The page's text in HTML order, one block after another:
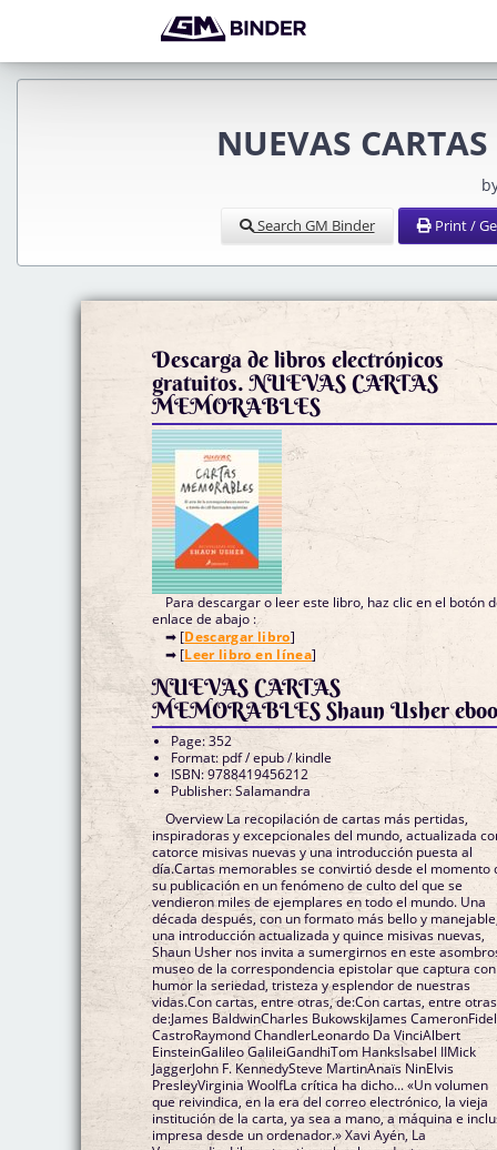
NUEVAS
Search GM Binder Print /
Descarga de libros electrónicos
gratuitos. NUEVAS CARTAS
MEMORABLES
Para descargar o leer este libro, haz clic en el botón
enlace de abajo :
➡ [Descargar libro]
➡ [Leer libro en línea]
NUEVAS CARTAS
MEMORABLES Shaun Usher
Page: 352
Format: pdf / epub / kindle
ISBN: 9788419456212
Publisher: Salamandra
Overview La recopilación de cartas más pertidas,
inspiradoras y excepcionales del mundo, actualizada
catorce misivas nuevas y una introducción puesta al
día.Cartas memorables se convirtió desde el momento
su publicación en un fenómeno de culto del que se
vendieron miles de ejemplares en todo el mundo. Una
década después, con un formato más bello y
una introducción actualizada y quince misivas nuevas,
Shaun Usher nos invita a sumergirnos en este
museo de la correspondencia epistolar que captura con
humor la seriedad, tristeza y esplendor de nuestras
vidas.Con cartas, entre otras, de:Con cartas, entre
de:James BaldwinCharles BukowskiJames CameronFidel
CastroRaymond ChandlerLeonardo Da VinciAlbert
EinsteinGalileo GalileiGandhiTom HanksIsabel IIMick
JaggerJohn F. KennedySteve MartinAnaïs NinElvis
PresleyVirginia WoolfLa crítica ha dicho... «Un volumen
que reivindica, en la era del correo electrónico, la vieja
institución de la carta, ya sea a mano, a máquina e
impresa desde un ordenador.» Xavi Ayén, La